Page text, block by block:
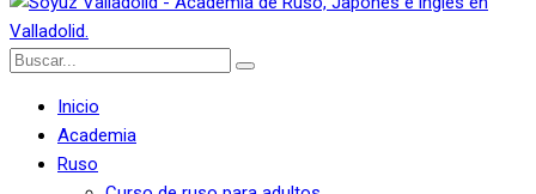
Inicio
Academia
Ruso